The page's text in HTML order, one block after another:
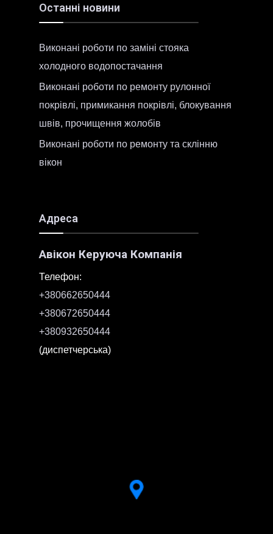
Останні новини
Виконані роботи по заміні стояка
холодного водопостачання
Виконані роботи по ремонту рулонної
покрівлі, примикання покрівлі, блокування
швів, прочищення жолобів
Виконані роботи по ремонту та склінню
вікон
Адреса
Авікон Керуюча Компанія
Телефон:
+380662650444
+380672650444
+380932650444
(диспетчерська)